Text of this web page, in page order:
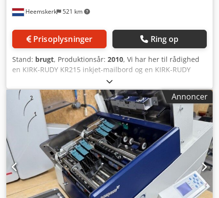
Heemskerk 521 km
Prisoplysninger Ring op
Stand: brugt, Produktionsår: 2010, Vi har her til rådighed
en KIRK-RUDY KR215 inkjet-mailbord og en KIRK-RUDY
KR435 mini tabber. Inkjet-mailbordet er fra årgang 2008,
og mini-tabberen er fra årgang 2011. Dcjdpfx Aox Ag Tmjm
Aok KR215 Inkjet base beskrivelse: Med KR215 kan du
indføre og transportere et bredt udvalg af produkter. Den
anvendes sammen med de fleste større mærker af inkjet-
printere og selvklæbende etiketteringsudstyr og er den
ideelle føde- og transportløsning til offline-kodning,
adressering og etikettering. KR215 er perfekt egnet til
håndtering af alle former for direct mail samt flade pap- og
bølgepapkartoner. Et fuldt justerbart magasin tilpasser sig
hurtigt og nemt til en bred vifte af produktstørrelser, fra
enkelte ark til store aviser. Den "fyldes fra toppen, fødes
Annoncer